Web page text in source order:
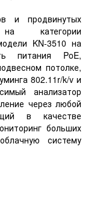
и продвинутых
категории
KN-3510 на
питания PoE,
потолке,
802.11r/k/v и
анализатор
через любой
в качестве
больших
систему